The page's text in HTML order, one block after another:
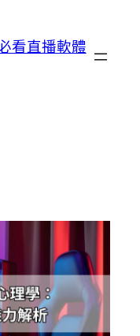
看直播軟體